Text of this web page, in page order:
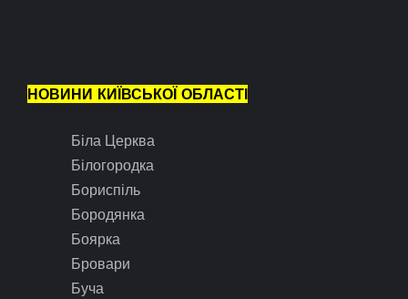
НОВИНИ КИЇВСЬКОЇ ОБЛАСТІ
Біла Церква
Білогородка
Бориспіль
Бородянка
Боярка
Бровари
Буча